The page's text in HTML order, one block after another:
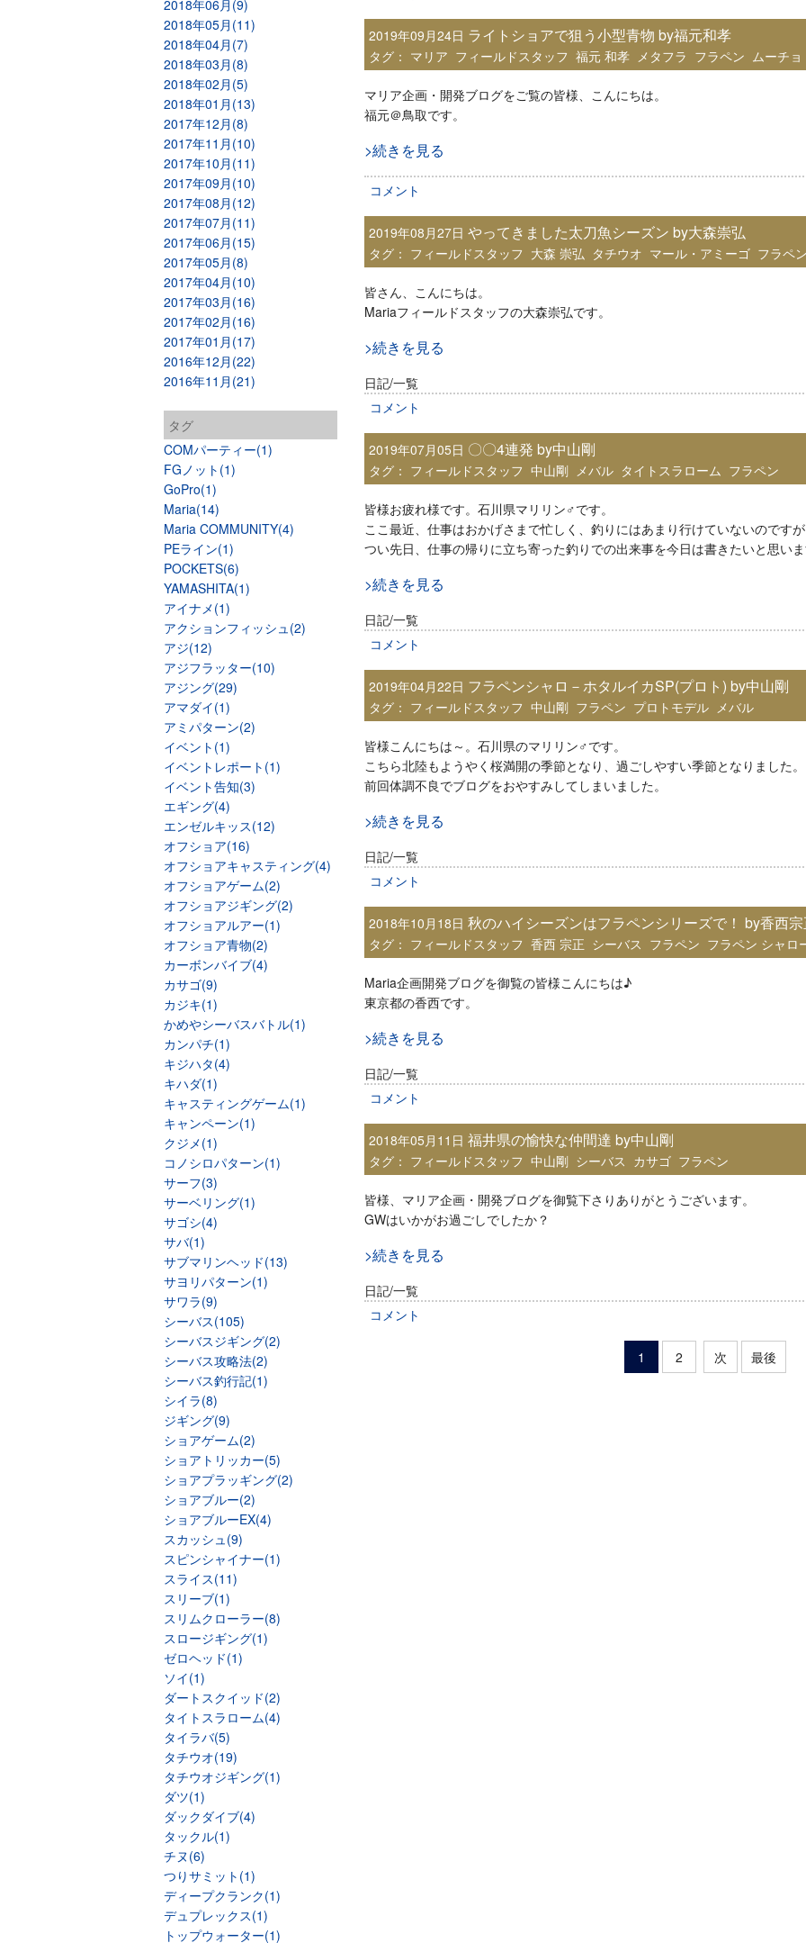
2018年06月(9)
2018年05月(11)
2018年04月(7)
2018年03月(8)
2018年02月(5)
2018年01月(13)
2017年12月(8)
2017年11月(10)
2017年10月(11)
2017年09月(10)
2017年08月(12)
2017年07月(11)
2017年06月(15)
2017年05月(8)
2017年04月(10)
2017年03月(16)
2017年02月(16)
2017年01月(17)
2016年12月(22)
2016年11月(21)
タグ
COMパーティー(1)
FGノット(1)
GoPro(1)
Maria(14)
Maria COMMUNITY(4)
PEライン(1)
POCKETS(6)
YAMASHITA(1)
アイナメ(1)
アクションフィッシュ(2)
アジ(12)
アジフラッター(10)
アジング(29)
アマダイ(1)
アミパターン(2)
イベント(1)
イベントレポート(1)
イベント告知(3)
エギング(4)
エンゼルキッス(12)
オフショア(16)
オフショアキャスティング(4)
オフショアゲーム(2)
オフショアジギング(2)
オフショアルアー(1)
オフショア青物(2)
カーボンバイブ(4)
カサゴ(9)
カジキ(1)
かめやシーバスバトル(1)
カンパチ(1)
キジハタ(4)
キハダ(1)
キャスティングゲーム(1)
キャンペーン(1)
クジメ(1)
コノシロパターン(1)
サーフ(3)
サーベリング(1)
サゴシ(4)
サバ(1)
サブマリンヘッド(13)
サヨリパターン(1)
サワラ(9)
シーバス(105)
シーバスジギング(2)
シーバス攻略法(2)
シーバス釣行記(1)
シイラ(8)
ジギング(9)
ショアゲーム(2)
ショアトリッカー(5)
ショアプラッギング(2)
ショアブルー(2)
ショアブルーEX(4)
スカッシュ(9)
スピンシャイナー(1)
スライス(11)
スリーブ(1)
スリムクローラー(8)
スロージギング(1)
ゼロヘッド(1)
ソイ(1)
ダートスクイッド(2)
タイトスラローム(4)
タイラバ(5)
タチウオ(19)
タチウオジギング(1)
ダツ(1)
ダックダイブ(4)
タックル(1)
チヌ(6)
つりサミット(1)
ディープクランク(1)
デュプレックス(1)
トップウォーター(1)
2019年09月24日 ライトショアで狙う小型青物 by福元和孝
タグ： マリア フィールドスタッフ 福元 和孝 メタフラ フラペン ムーチ
マリア企画・開発ブログをご覧の皆様、こんにちは。
福元＠鳥取です。
>続きを見る
コメント
2019年08月27日 やってきました太刀魚シーズン by大森崇弘
タグ： フィールドスタッフ 大森 崇弘 タチウオ マール・アミーゴ フラペ
皆さん、こんにちは。
Mariaフィールドスタッフの大森崇弘です。
>続きを見る
日記/一覧
コメント
2019年07月05日 〇〇4連発 by中山剛
タグ： フィールドスタッフ 中山剛 メバル タイトスラローム フラペン
皆様お疲れ様です。石川県マリリン♂です。
ここ最近、仕事はおかげさまで忙しく、釣りにはあまり行けていないのですが
つい先日、仕事の帰りに立ち寄った釣りでの出来事を今日は書きたいと思い
>続きを見る
日記/一覧
コメント
2019年04月22日 フラペンシャロ－ホタルイカSP(プロト) by中山剛
タグ： フィールドスタッフ 中山剛 フラペン プロトモデル メバル
皆様こんにちは～。石川県のマリリン♂です。
こちら北陸もようやく桜満開の季節となり、過ごしやすい季節となりました。
前回体調不良でブログをおやすみしてしまいました。
>続きを見る
日記/一覧
コメント
2018年10月18日 秋のハイシーズンはフラペンシリーズで！ by香西
タグ： フィールドスタッフ 香西 宗正 シーバス フラペン フラペン シャロ
Maria企画開発ブログを御覧の皆様こんにちは♪
東京都の香西です。
>続きを見る
日記/一覧
コメント
2018年05月11日 福井県の愉快な仲間達 by中山剛
タグ： フィールドスタッフ 中山剛 シーバス カサゴ フラペン
皆様、マリア企画・開発ブログを御覧下さりありがとうございます。
GWはいかがお過ごしでしたか？
>続きを見る
日記/一覧
コメント
1 2 次 最後